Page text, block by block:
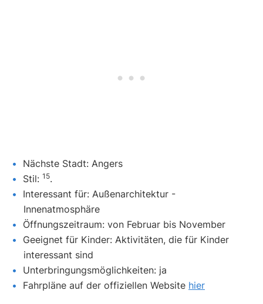
Nächste Stadt: Angers
Stil: 15.
Interessant für: Außenarchitektur -
Innenatmosphäre
Öffnungszeitraum: von Februar bis November
Geeignet für Kinder: Aktivitäten, die für Kinder
interessant sind
Unterbringungsmöglichkeiten: ja
Fahrpläne auf der offiziellen Website hier